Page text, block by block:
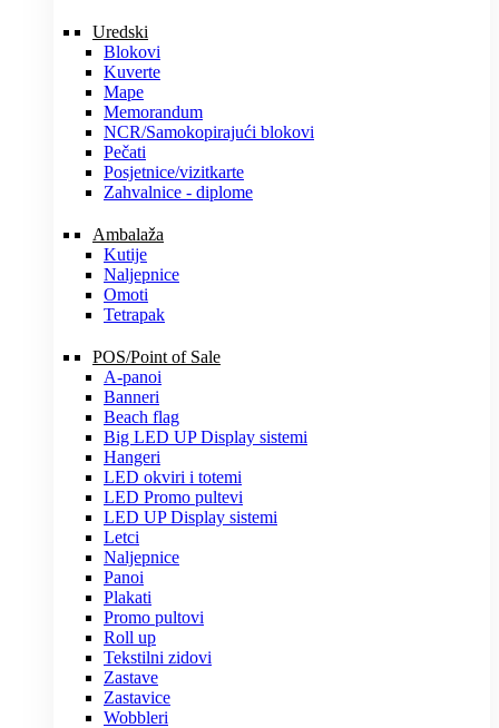
Uredski
Blokovi
Kuverte
Mape
Memorandum
NCR/Samokopirajući blokovi
Pečati
Posjetnice/vizitkarte
Zahvalnice - diplome
Ambalaža
Kutije
Naljepnice
Omoti
Tetrapak
POS/Point of Sale
A-panoi
Banneri
Beach flag
Big LED UP Display sistemi
Hangeri
LED okviri i totemi
LED Promo pultevi
LED UP Display sistemi
Letci
Naljepnice
Panoi
Plakati
Promo pultovi
Roll up
Tekstilni zidovi
Zastave
Zastavice
Wobbleri